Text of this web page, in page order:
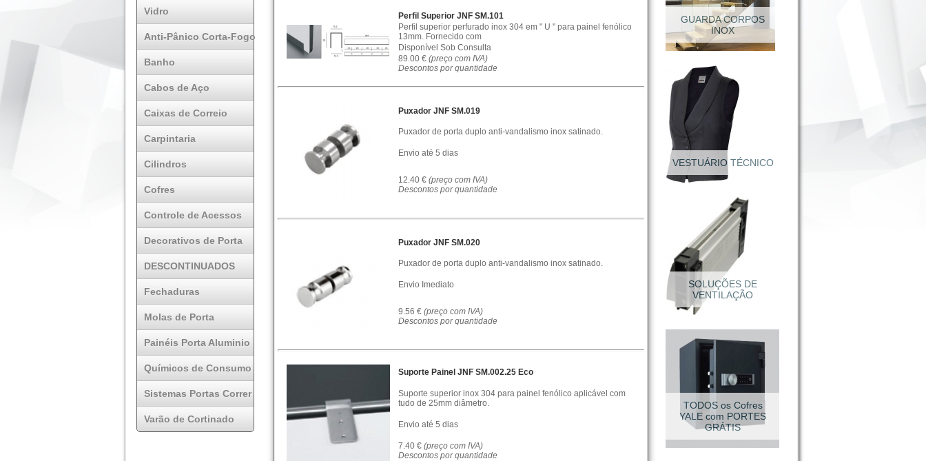
Vidro
Anti-Pânico Corta-Fogo
Banho
Cabos de Aço
Caixas de Correio
Carpintaria
Cilindros
Cofres
Controle de Acessos
Decorativos de Porta
DESCONTINUADOS
Fechaduras
Molas de Porta
Painéis Porta Aluminio
Químicos de Consumo
Sistemas Portas Correr
Varão de Cortinado
Perfil Superior JNF SM.101
Perfil superior perfurado inox 304 em " U " para painel fenólico
13mm. Fornecido com
Disponível Sob Consulta
89.00 € (preço com IVA)
Descontos por quantidade
Puxador JNF SM.019
Puxador de porta duplo anti-vandalismo inox satinado.
Envio até 5 dias
12.40 € (preço com IVA)
Descontos por quantidade
Puxador JNF SM.020
Puxador de porta duplo anti-vandalismo inox satinado.
Envio Imediato
9.56 € (preço com IVA)
Descontos por quantidade
Suporte Painel JNF SM.002.25 Eco
Suporte superior inox 304 para painel fenólico aplicável com
tudo de 25mm diâmetro.
Envio até 5 dias
7.40 € (preço com IVA)
Descontos por quantidade
SUPORTES INOX
VESTUÁRIO TÉCNICO
Calçado Segurança
VESTUÁRIO TÉCNICO